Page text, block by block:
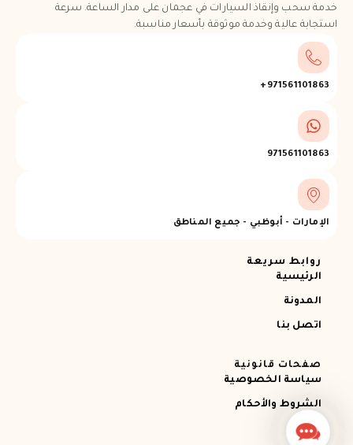
خدمة سحب وإنقاذ السيارات في عجمان على مدار الساعة. سرعة
استجابة عالية وخدمة موثوقة بأسعار مناسبة.
971561101863+
971561101863
الإمارات - أبوظبي - جميع المناطق
روابط سريعة
الرئيسية
المدونة
اتصل بنا
صفحات قانونية
سياسة الخصوصية
الشروط والأحكام
Contact